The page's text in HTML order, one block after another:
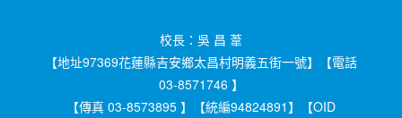
校長：吳 昌 葦
【地址97369花蓮縣吉安鄉太昌村明義五街一號】【電話
03-8571746 】
【傳真 03-8573895 】【統編94824891】【OID